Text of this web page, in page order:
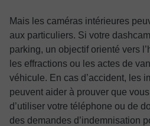
Mais les caméras intérieures
aux particuliers. Si votre
parking, un objectif orienté vers
les effractions ou les actes de
véhicule. En cas d’accident, les
peuvent aider à prouver que
d’utiliser votre téléphone ou de
des demandes d’indemnisation